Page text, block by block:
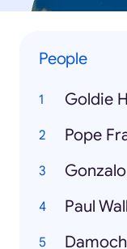
People
Goldie
Pope
Paul